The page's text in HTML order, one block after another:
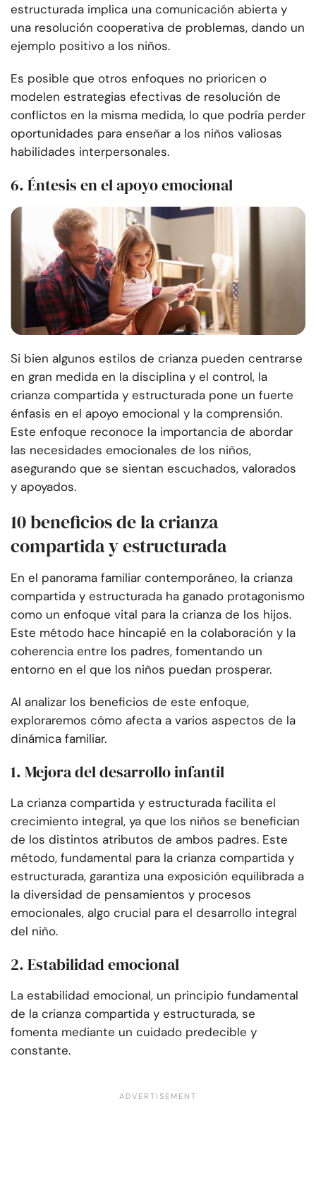
estructurada implica una comunicación abierta y
una resolución cooperativa de problemas, dando un
ejemplo positivo a los niños.
Es posible que otros enfoques no prioricen o
modelen estrategias efectivas de resolución de
conflictos en la misma medida, lo que podría perder
oportunidades para enseñar a los niños valiosas
habilidades interpersonales.
6. Éntesis en el apoyo emocional
Si bien algunos estilos de crianza pueden centrarse
en gran medida en la disciplina y el control, la
crianza compartida y estructurada pone un fuerte
énfasis en el apoyo emocional y la comprensión.
Este enfoque reconoce la importancia de abordar
las necesidades emocionales de los niños,
asegurando que se sientan escuchados, valorados
y apoyados.
10 beneficios de la crianza
compartida y estructurada
En el panorama familiar contemporáneo, la crianza
compartida y estructurada ha ganado protagonismo
como un enfoque vital para la crianza de los hijos.
Este método hace hincapié en la colaboración y la
coherencia entre los padres, fomentando un
entorno en el que los niños puedan prosperar.
Al analizar los beneficios de este enfoque,
exploraremos cómo afecta a varios aspectos de la
dinámica familiar.
1. Mejora del desarrollo infantil
La crianza compartida y estructurada facilita el
crecimiento integral, ya que los niños se benefician
de los distintos atributos de ambos padres. Este
método, fundamental para la crianza compartida y
estructurada, garantiza una exposición equilibrada a
la diversidad de pensamientos y procesos
emocionales, algo crucial para el desarrollo integral
del niño.
2. Estabilidad emocional
La estabilidad emocional, un principio fundamental
de la crianza compartida y estructurada, se
fomenta mediante un cuidado predecible y
constante.